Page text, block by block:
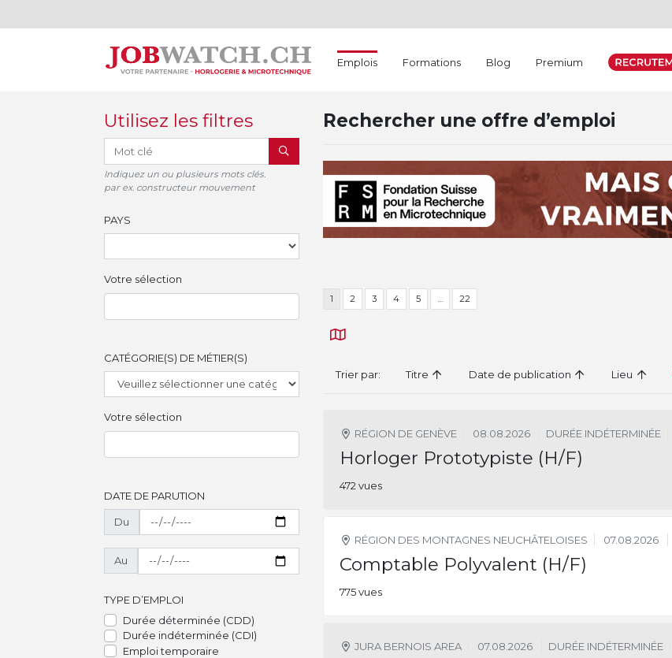
Emplois(current)Formations Blog Premium
Utilisez les filtres
RECHERCHER
Indiquez un ou plusieurs mots clés.
par ex. constructeur mouvement
PAYS
Votre sélection
CATÉGORIE(S) DE MÉTIER(S)
Votre sélection
DATE DE PARUTION
Du
Au
TYPE D’EMPLOI
Durée déterminée (CDD)
Durée indéterminée (CDI)
Emploi temporaire
Rechercher une offre d’emploi
1 2 3 4 5 22
Trier par: Titre Date de publication Lieu
RÉGION DE GENÈVE 08.08.2026 DURÉE INDÉTERMINÉE
Horloger Prototypiste (H/F)
472 vues
RÉGION DES MONTAGNES NEUCHÂTELOISES 07.08.2026
Comptable Polyvalent (H/F)
775 vues
JURA BERNOIS AREA 07.08.2026 DURÉE INDÉTERMINÉE